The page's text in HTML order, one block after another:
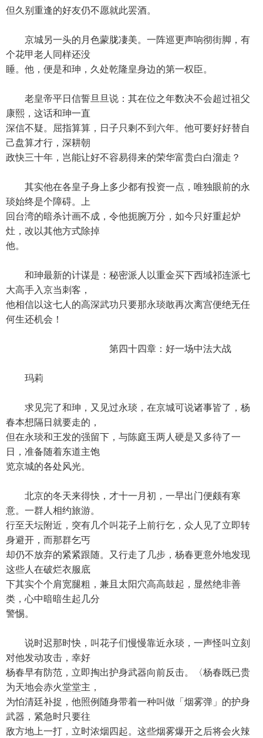
但久别重逢的好友仍不愿就此罢酒。
京城另一头的月色蒙胧凄美。一阵巡更声响彻街脚，有
个花甲老人同样还没
睡。他，便是和珅，久处乾隆皇身边的第一权臣。
老皇帝平日信誓旦旦说：其在位之年数决不会超过祖父
康熙，这话和珅一直
深信不疑。屈指算算，日子只剩不到六年。他可要好好替自
己盘算才行，深耕朝
政快三十年，岂能让好不容易得来的荣华富贵白白溜走？
其实他在各皇子身上多少都有投资一点，唯独眼前的永
琰始终是个障碍。上
回台湾的暗杀计画不成，令他扼腕万分，如今只好重起炉
灶，改以其他方式除掉
他。
和珅最新的计谋是：秘密派人以重金买下西域祁连派七
大高手入京当刺客，
他相信以这七人的高深武功只要那永琰敢再次离宫便绝无任
何生还机会！
第四十四章：好一场中法大战
玛莉
求见完了和珅，又见过永琰，在京城可说诸事皆了，杨
春本想隔日就要走的，
但在永琰和王发的强留下，与陈庭玉两人硬是又多待了一
日，准备随着东道主饱
览京城的各处风光。
北京的冬天来得快，才十一月初，一早出门便颇有寒
意。一群人相约旅游。
行至天坛附近，突有几个叫花子上前行乞，众人见了立即转
身避开，而那群乞丐
却仍不放弃的紧紧跟随。又行走了几步，杨春更意外地发现
这些人在破烂衣服底
下其实个个肩宽腿粗，兼且太阳穴高高鼓起，显然绝非善
类，心中暗暗生起几分
警惕。
说时迟那时快，叫花子们慢慢靠近永琰，一声怪叫立刻
对他发动攻击，幸好
杨春早有防范，立即掏出护身武器向前反击。〈杨春既已贵
为天地会赤火堂堂主，
为怕清廷补捉，他照例随身带着一种叫做「烟雾弹」的护身
武器，紧急时只要往
敌方地上一打，立时浓烟四起。这些烟雾爆开之后将会火辣